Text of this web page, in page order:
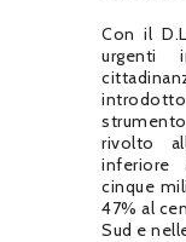
Con il
urgenti
rivolto
inferiore
cinque
47% al
Sud e